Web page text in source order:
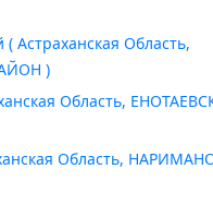
( Астраханская Область,
)
Область,
Область,